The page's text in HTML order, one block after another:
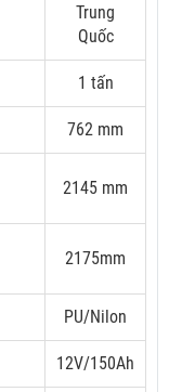
Trung
Quốc
1 tấn
762 mm
2145 mm
2175mm
PU/Nilon
12V/150Ah